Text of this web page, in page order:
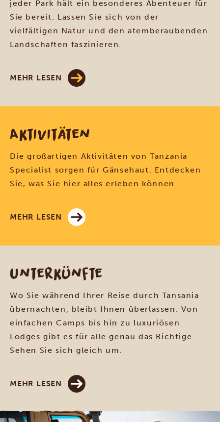
jeder Park hält ein besonderes Abenteuer für
Sie bereit. Lassen Sie sich von der
vielfältigen Natur und den atemberaubenden
Landschaften faszinieren.
MEHR LESEN
Aktivitäten
Die großartigen Aktivitäten von Tanzania
Specialist sorgen für Gänsehaut. Entdecken
Sie, was Sie hier alles erleben können.
MEHR LESEN
Unterkünfte
Wo Sie während Ihrer Reise durch Tansania
übernachten, bleibt Ihnen überlassen. Von
einfachen Camps bis hin zu luxuriösen
Lodges gibt es für alle genau das Richtige.
Sehen Sie sich gleich um.
MEHR LESEN